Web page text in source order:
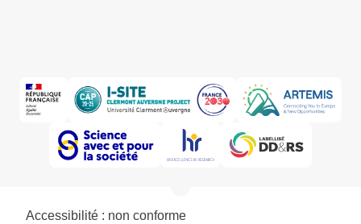
Accessibilité : non conforme